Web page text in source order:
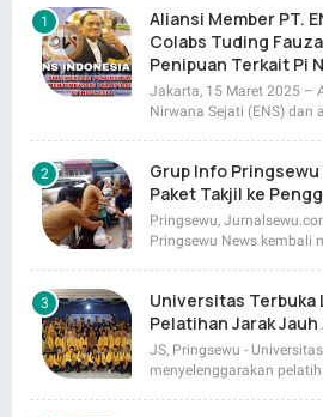
Aliansi Member PT.
Colabs Tuding
Penipuan Terkait Pi
Jakarta, 15 Maret 2025 –
Nirwana Sejati (ENS) dan
Grup Info Pringsewu
Paket Takjil ke
Pringsewu,
Pringsewu News kembali
Universitas Terbuka
Pelatihan Jarak
JS, Pringsewu -
menyelenggarakan